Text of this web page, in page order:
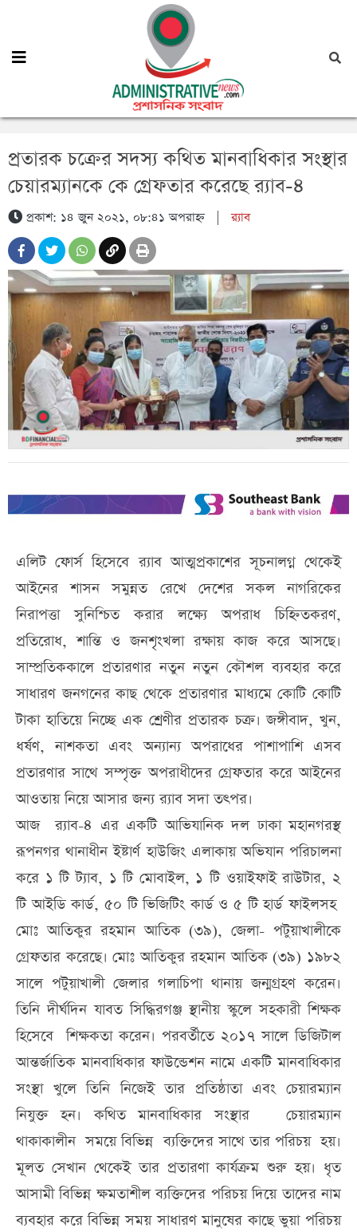
প্রতারক চক্রের সদস্য কথিত মানবাধিকার সংস্থার
চেয়ারম্যানকে কে গ্রেফতার করেছে র‌্যাব-৪
প্রকাশ: ১৪ জুন ২০২১, ০৮:৪১ অপরাহ্ন|র‍্যাব
এলিট ফোর্স হিসেবে র‌্যাব আত্মপ্রকাশের সূচনালগ্ন থেকেই
আইনের শাসন সমুন্নত রেখে দেশের সকল নাগরিকের
নিরাপত্তা সুনিশ্চিত করার লক্ষ্যে অপরাধ চিহ্নিতকরণ,
প্রতিরোধ, শান্তি ও জনশৃংখলা রক্ষায় কাজ করে আসছে।
সাম্প্রতিককালে প্রতারণার নতুন নতুন কৌশল ব্যবহার করে
সাধারণ জনগনের কাছ থেকে প্রতারণার মাধ্যমে কোটি কোটি
টাকা হাতিয়ে নিচ্ছে এক শ্রেণীর প্রতারক চক্র। জঙ্গীবাদ, খুন,
ধর্ষণ, নাশকতা এবং অন্যান্য অপরাধের পাশাপাশি এসব
প্রতারণার সাথে সম্পৃক্ত অপরাধীদের গ্রেফতার করে আইনের
আওতায় নিয়ে আসার জন্য র‌্যাব সদা তৎপর।
আজ র‌্যাব-৪ এর একটি আভিযানিক দল ঢাকা মহানগরস্থ
রূপনগর থানাধীন ইষ্টার্ণ হাউজিং এলাকায় অভিযান পরিচালনা
করে ১ টি ট্যাব, ১ টি মোবাইল, ১ টি ওয়াইফাই রাউটার, ২
টি আইডি কার্ড, ৫০ টি ভিজিটিং কার্ড ও ৫ টি হার্ড ফাইলসহ
মোঃ আতিকুর রহমান আতিক (৩৯), জেলা- পটুয়াখালীকে
গ্রেফতার করেছে। মোঃ আতিকুর রহমান আতিক (৩৯) ১৯৮২
সালে পটুয়াখালী জেলার গলাচিপা থানায় জন্মগ্রহণ করেন।
তিনি দীর্ঘদিন যাবত সিদ্ধিরগঞ্জ স্থানীয় স্কুলে সহকারী শিক্ষক
হিসেবে শিক্ষকতা করেন। পরবর্তীতে ২০১৭ সালে ডিজিটাল
আন্তর্জাতিক মানবাধিকার ফাউন্ডেশন নামে একটি মানবাধিকার
সংস্থা খুলে তিনি নিজেই তার প্রতিষ্ঠাতা এবং চেয়ারম্যান
নিযুক্ত হন। কথিত মানবাধিকার সংস্থার চেয়ারম্যান
থাকাকালীন সময়ে বিভিন্ন ব্যক্তিদের সাথে তার পরিচয় হয়।
মূলত সেখান থেকেই তার প্রতারণা কার্যক্রম শুরু হয়। ধৃত
আসামী বিভিন্ন ক্ষমতাশীল ব্যক্তিদের পরিচয় দিয়ে তাদের নাম
ব্যবহার করে বিভিন্ন সময় সাধারণ মানুষের কাছে ভুয়া পরিচয়